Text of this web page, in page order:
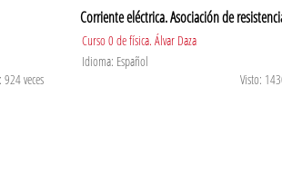
924 veces
Corriente eléctrica. Asociación de
Curso 0 de física. Álvar Daza
Idioma: Español
Visto: